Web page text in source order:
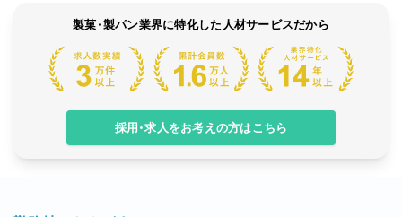
製菓・製パン業界に特化した人材サービスだから
採用・求人をお考えの方はこちら